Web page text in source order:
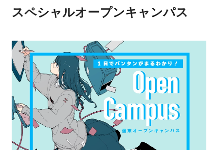
スペシャルオープンキャンパス